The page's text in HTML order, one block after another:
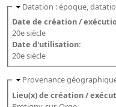
Datation : époque,
Date de création /
20e siècle
Date d'utilisation:
20e siècle
Provenance
Lieu(x) de création /